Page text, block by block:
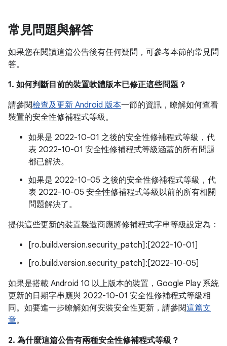
常見問題與解答
如果您在閱讀這篇公告後有任何疑問，可參考本節的常見問
答。
1. 如何判斷目前的裝置軟體版本已修正這些問題？
請參閱檢查及更新 Android 版本一節的資訊，瞭解如何查看
裝置的安全性修補程式等級。
如果是 2022-10-01 之後的安全性修補程式等級，代
表 2022-10-01 安全性修補程式等級涵蓋的所有問題
都已解決。
如果是 2022-10-05 之後的安全性修補程式等級，代
表 2022-10-05 安全性修補程式等級以前的所有相關
問題解決了。
提供這些更新的裝置製造商應將修補程式字串等級設定為：
[ro.build.version.security_patch]:[2022-10-01]
[ro.build.version.security_patch]:[2022-10-05]
如果是搭載 Android 10 以上版本的裝置，Google Play 系統
更新的日期字串應與 2022-10-01 安全性修補程式等級相
同。如要進一步瞭解如何安裝安全性更新，請參閱這篇文
章。
2. 為什麼這篇公告有兩種安全性修補程式等級？